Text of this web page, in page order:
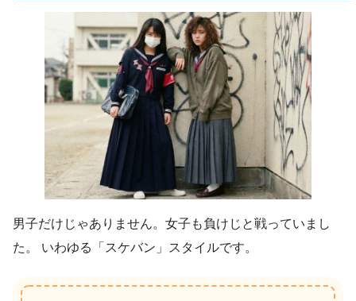
男子だけじゃありません。女子も負けじと戦っていまし
た。 いわゆる「スケバン」スタイルです。